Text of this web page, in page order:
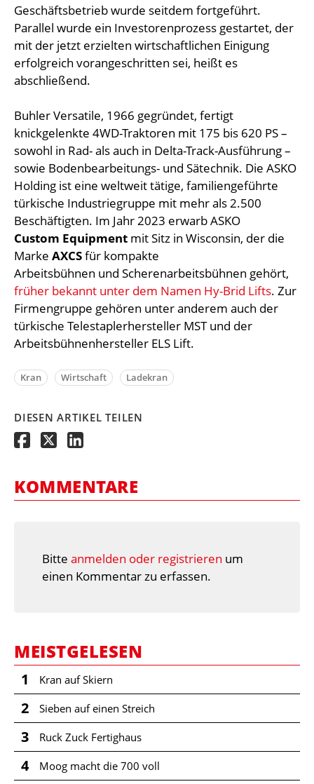
Geschäftsbetrieb wurde seitdem fortgeführt.
Parallel wurde ein Investorenprozess gestartet, der
mit der jetzt erzielten wirtschaftlichen Einigung
erfolgreich vorangeschritten sei, heißt es
abschließend.
Buhler Versatile, 1966 gegründet, fertigt
knickgelenkte 4WD-Traktoren mit 175 bis 620 PS –
sowohl in Rad- als auch in Delta-Track-Ausführung –
sowie Bodenbearbeitungs- und Sätechnik. Die ASKO
Holding ist eine weltweit tätige, familiengeführte
türkische Industriegruppe mit mehr als 2.500
Beschäftigten. Im Jahr 2023 erwarb ASKO
Custom Equipment mit Sitz in Wisconsin, der die
Marke AXCSfür kompakte
Arbeitsbühnen und Scherenarbeitsbühnen gehört,
früher bekannt unter dem Namen Hy-Brid Lifts. Zur
Firmengruppe gehören unter anderem auch der
türkische Telestaplerhersteller MST und der
Arbeitsbühnenhersteller ELS Lift.
Kran Wirtschaft Ladekran
DIESEN ARTIKEL TEILEN
KOMMENTARE
Bitte anmelden oder registrieren um
einen Kommentar zu erfassen.
MEISTGELESEN
1 Kran auf Skiern
2 Sieben auf einen Streich
3 Ruck Zuck Fertighaus
4 Moog macht die 700 voll